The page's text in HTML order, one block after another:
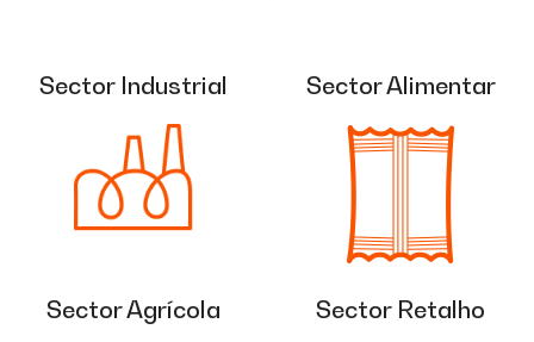
Sector Industrial Sector Alimentar
Sector Agrícola Sector Retalho